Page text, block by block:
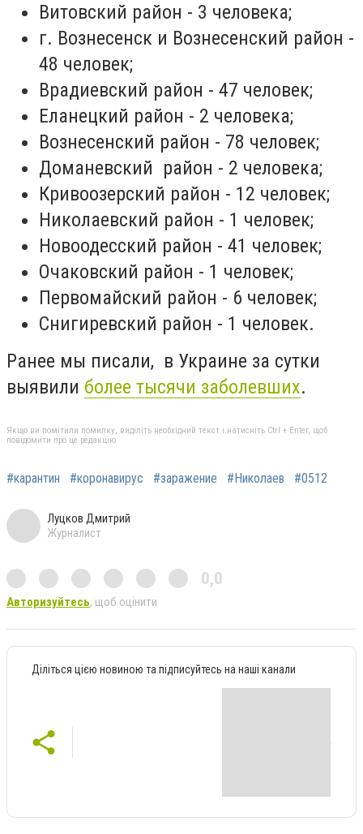
Витовский район - 3 человека;
г. Вознесенск и Вознесенский район -
48 человек;
Врадиевский район - 47 человек;
Еланецкий район - 2 человека;
Вознесенский район - 78 человек;
Доманевский район - 2 человека;
Кривоозерский район - 12 человек;
Николаевский район - 1 человек;
Новоодесский район - 41 человек;
Очаковский район - 1 человек;
Первомайский район - 6 человек;
Снигиревский район - 1 человек.
Ранее мы писали, в Украине за сутки
выявили более тысячи заболевших.
Якщо ви помітили помилку, виділіть необхідний текст і натисніть Ctrl + Enter, щоб
повідомити про це редакцію
#карантин #коронавирус #заражение #Николаев #0512
Луцков Дмитрий
Журналист
0,0
Авторизуйтесь, щоб оцінити
Діліться цією новиною та підписуйтесь на наші канали